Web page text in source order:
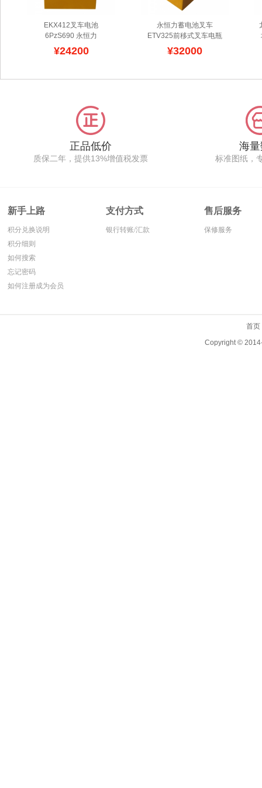
EKX412叉车电池
6PzS690 永恒力
Jungheinrich EKX412三
向堆垛拣选叉车电瓶
蓄电池采用螺丝纯铜软线
酸电瓶的更换成本占据整
车比例25%,贝朗斯公司
提供永恒力叉车配件供应,
电动叉车维修保养,叉车培
训等服务,全系列永恒力各
种型号电瓶批发,性价比
¥24200
永恒力蓄电池叉车
ETV325前移式叉车电瓶
6HPzS930/48V 优质货源
永恒力电瓶制造商
前移式叉车ETV系列电瓶
方式不一样,可选永恒力自
¥32000
正品低价
质保二年，提供13%增值税发票
海
标准图纸，
新手上路
积分兑换说明
积分细则
如何搜索
忘记密码
如何注册成为会员
支付方式
银行转账/汇款
售后服务
保修服务
首页
Copyright ©